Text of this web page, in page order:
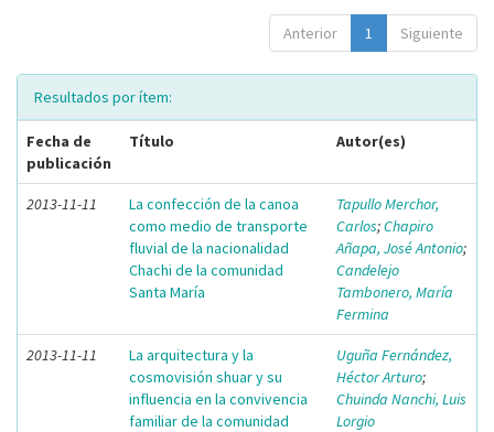
Anterior 1 Siguiente
Resultados por ítem:
Fecha de
publicación
Título Autor(es)
2013-11-11
La confección de la canoa
como medio de transporte
fluvial de la nacionalidad
Chachi de la comunidad
Santa María
Tapullo Merchor,
Carlos;Chapiro
Añapa, José Antonio;
Candelejo
Tambonero, María
Fermina
2013-11-11
La arquitectura y la
cosmovisión shuar y su
influencia en la convivencia
familiar de la comunidad
Uguña Fernández,
Héctor Arturo;
Chuinda Nanchi, Luis
Lorgio